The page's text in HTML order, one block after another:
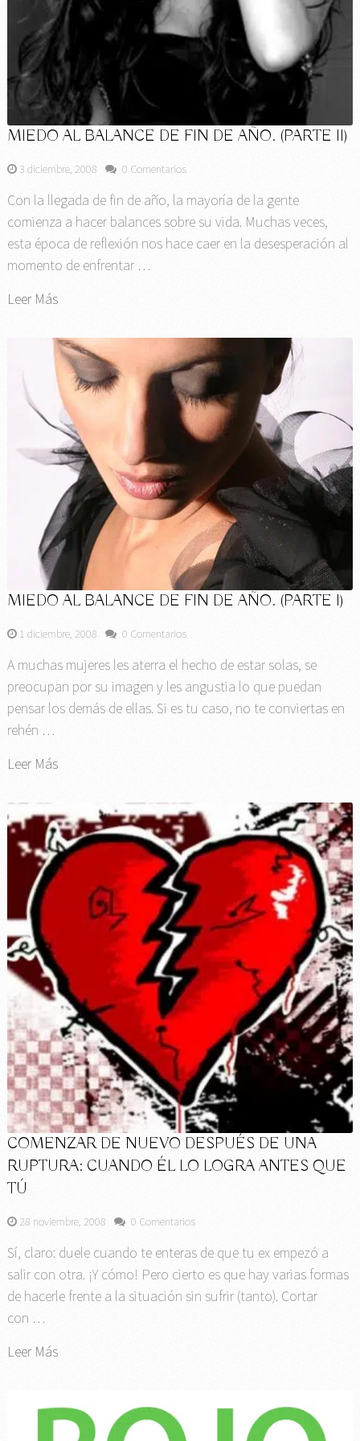
MIEDO AL BALANCE DE FIN DE AÑO. (PARTE II)
3 diciembre, 2008 0 Comentarios
Con la llegada de fin de año, la mayoría de la gente
comienza a hacer balances sobre su vida. Muchas veces,
esta época de reflexión nos hace caer en la desesperación al
momento de enfrentar …
Leer Más
MIEDO AL BALANCE DE FIN DE AÑO. (PARTE I)
1 diciembre, 2008 0 Comentarios
A muchas mujeres les aterra el hecho de estar solas, se
preocupan por su imagen y les angustia lo que puedan
pensar los demás de ellas. Si es tu caso, no te conviertas en
rehén …
Leer Más
COMENZAR DE NUEVO DESPUÉS DE UNA
RUPTURA: CUANDO ÉL LO LOGRA ANTES QUE
TÚ
28 noviembre, 2008 0 Comentarios
Sí, claro: duele cuando te enteras de que tu ex empezó a
salir con otra. ¡Y cómo! Pero cierto es que hay varias formas
de hacerle frente a la situación sin sufrir (tanto). Cortar
con …
Leer Más